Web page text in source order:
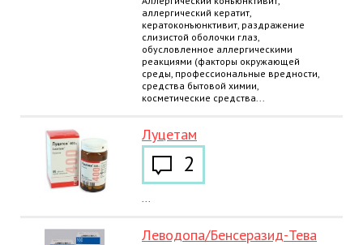
аллергический кератит,
кератоконъюнктивит, раздражение
слизистой оболочки глаз,
обусловленное аллергическими
реакциями (факторы окружающей
среды, профессиональные вредности,
средства бытовой химии,
косметические средства...
Луцетам
2
...
Леводопа/Бенсеразид-Тева